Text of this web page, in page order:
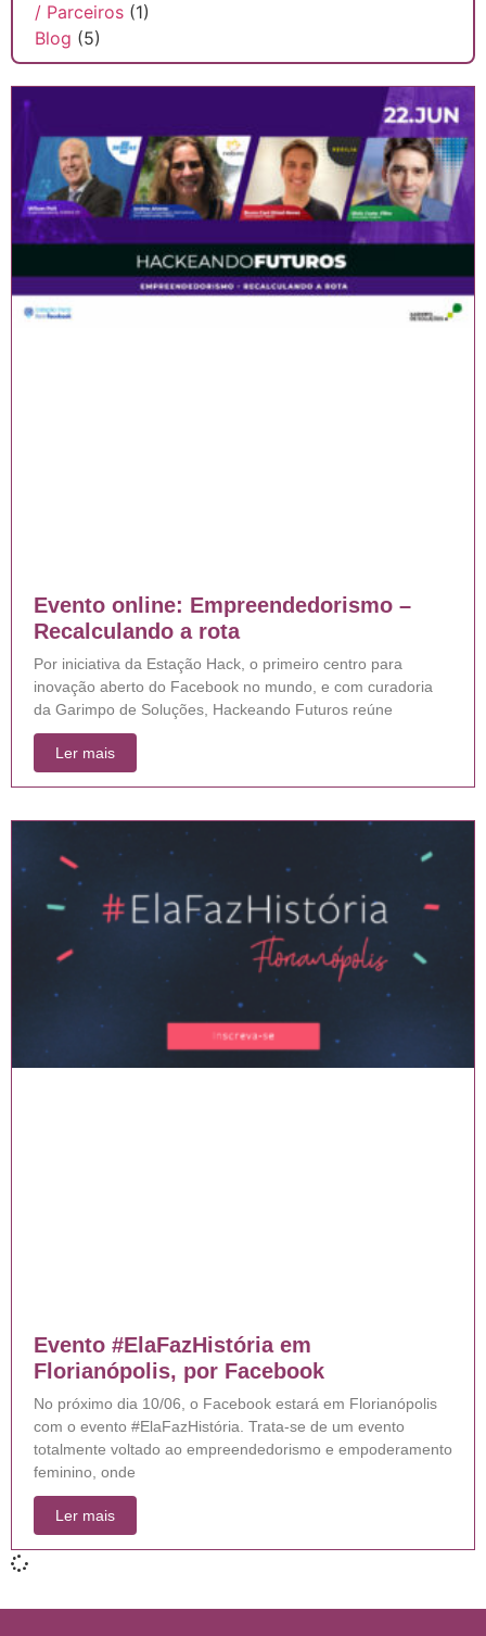
Evento online: Empreendedorismo –
Recalculando a rota
Por iniciativa da Estação Hack, o primeiro centro para
inovação aberto do Facebook no mundo, e com curadoria
da Garimpo de Soluções, Hackeando Futuros reúne
Ler mais
Evento #ElaFazHistória em
Florianópolis, por Facebook
No próximo dia 10/06, o Facebook estará em Florianópolis
com o evento #ElaFazHistória. Trata-se de um evento
totalmente voltado ao empreendedorismo e empoderamento
feminino, onde
Ler mais
/ Parceiros (1)
Blog (5)